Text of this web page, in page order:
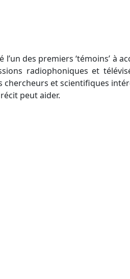
l’un des premiers ‘témoins’
radiophoniques et
et scientifiques
peut aider.